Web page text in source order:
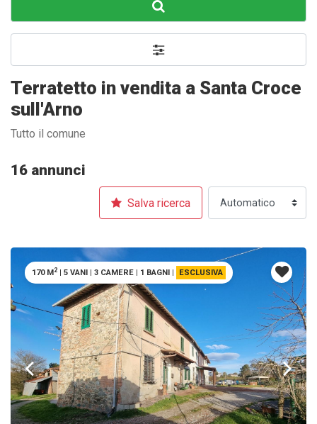
Terratetto in vendita a Santa Croce
sull'Arno
Tutto il comune
16 annunci
Salva ricerca
170 M2 | 5 VANI | 3 CAMERE | 1 BAGNI | ESCLUSIVA